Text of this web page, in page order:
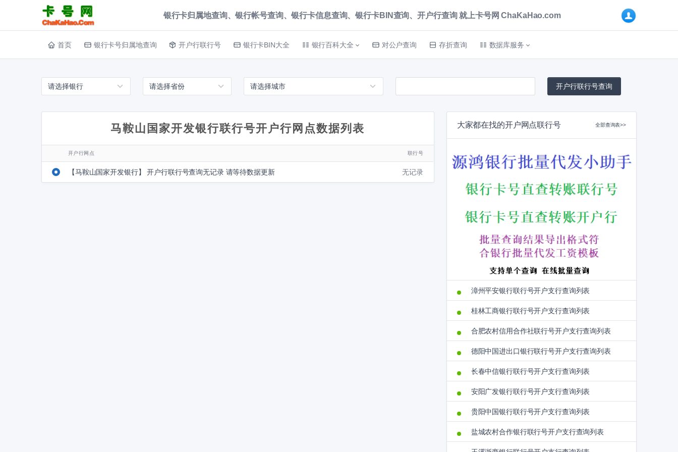
银行卡归属地查询、银行帐号查询、银行卡信息查询、银行卡BIN查询、开户行查询 就上卡号网 ChaKaHao.com
首页 银行卡号归属地查询 开户行联行号 银行卡BIN大全 银行百科大全 对公户查询 存折查询 数据库服务
马鞍山国家开发银行联行号开户行网点数据列表
开户行网点 联行号
【马鞍山国家开发银行】 开户行联行号查询无记录 请等待数据更新 无记录
大家都在找的开户网点联行号 全部查询表>>
漳州平安银行联行号开户支行查询列表
桂林工商银行联行号开户支行查询列表
合肥农村信用合作社联行号开户支行查询列表
德阳中国进出口银行联行号开户支行查询列表
长春中信银行联行号开户支行查询列表
安阳广发银行联行号开户支行查询列表
贵阳中国银行联行号开户支行查询列表
盐城农村合作银行联行号开户支行查询列表